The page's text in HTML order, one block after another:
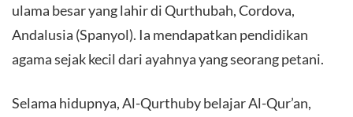
ulama besar yang lahir di Qurthubah, Cordova,
Andalusia (Spanyol). Ia mendapatkan pendidikan
agama sejak kecil dari ayahnya yang seorang petani.
Selama hidupnya, Al-Qurthuby belajar Al-Qur’an,